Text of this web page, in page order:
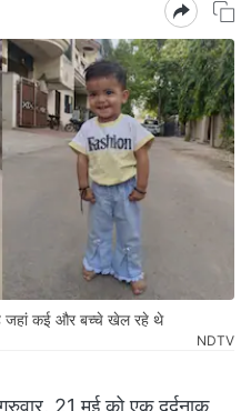
जहां कई और बच्चे खेल रहे थे
NDTV
21 मई को एक दर्दनाक